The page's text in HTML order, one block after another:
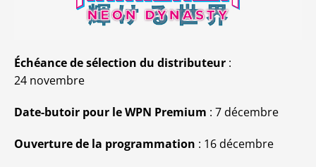
Échéance de sélection du distributeur :
24 novembre
Date-butoir pour le WPN Premium : 7 décembre
Ouverture de la programmation : 16 décembre